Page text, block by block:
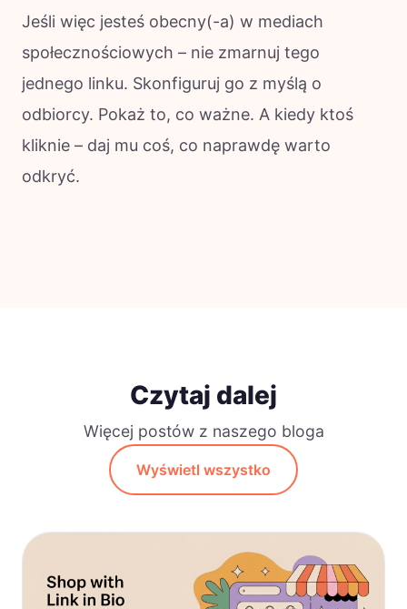
Jeśli więc jesteś obecny(-a) w mediach
społecznościowych – nie zmarnuj tego
jednego linku. Skonfiguruj go z myślą o
odbiorcy. Pokaż to, co ważne. A kiedy ktoś
kliknie – daj mu coś, co naprawdę warto
odkryć.
Czytaj dalej
Więcej postów z naszego bloga
Wyświetl wszystko